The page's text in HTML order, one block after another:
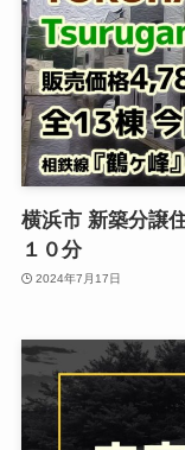
横浜市 新築分譲
１０分
2024年7月17日